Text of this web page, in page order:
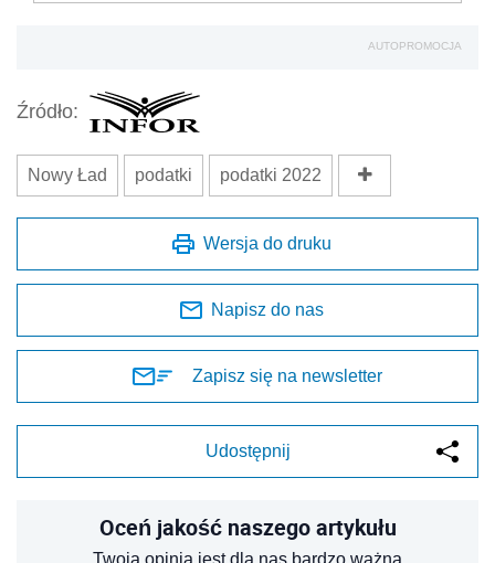
AUTOPROMOCJA
Źródło:
Nowy Ład podatki podatki 2022
Wersja do druku
Napisz do nas
Zapisz się na newsletter
Udostępnij
Oceń jakość naszego artykułu
Twoja opinia jest dla nas bardzo ważna